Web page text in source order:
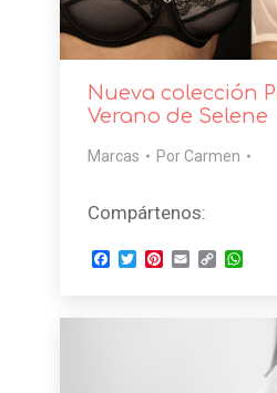
Nueva colección
Verano de Selene
Marcas Por Carmen
Compártenos:
Facebook
TwitterPinterest
EmailCopy